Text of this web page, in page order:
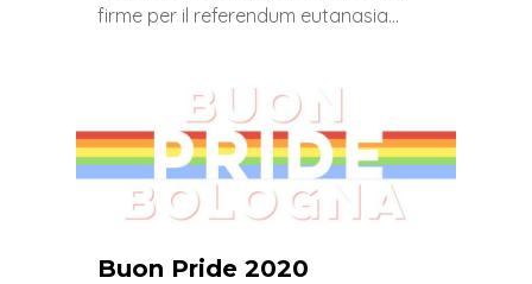
firme per il referendum eutanasia…
Buon Pride 2020